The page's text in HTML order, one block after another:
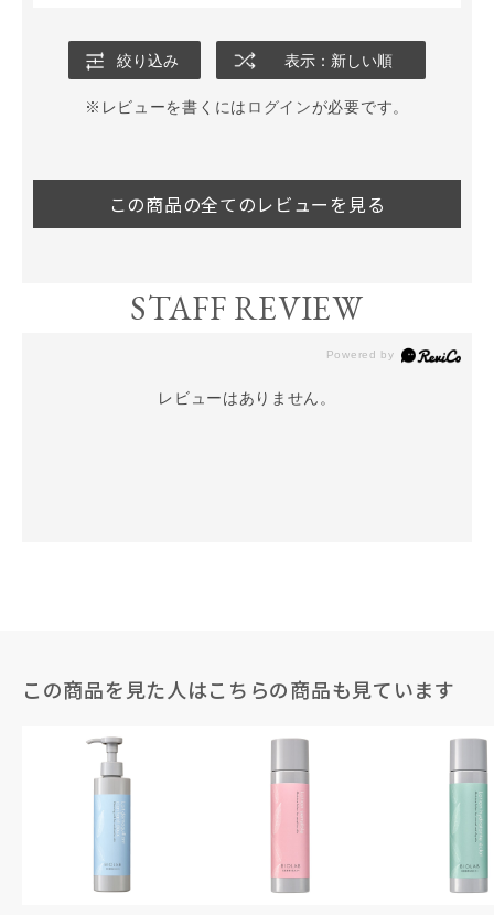
絞り込み 表示：新しい順
※レビューを書くには ログインが必要です。
この商品の全てのレビューを見る
STAFF REVIEW
レビューはありません。
この商品を見た人はこちらの商品も見ています